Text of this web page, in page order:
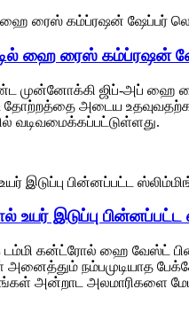
ஹை ரைஸ் கம்ப்ரஷன்
முன்னோக்கி ஜிப்-அப் ஹை
தோற்றத்தை அடைய
வடிவமைக்கப்பட்டுள்ளது.
உயர் இடுப்பு
கன்ட்ரோல் ஹை வேஸ்ட்
நம்பமுடியாத
அன்றாட அலமாரிகளை